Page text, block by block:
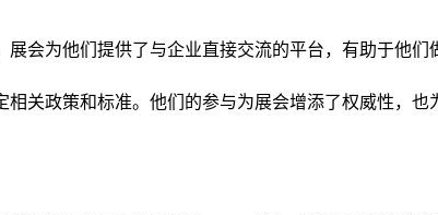
会为他们提供了与企业直接交流的平台，有助于他们
关政策和标准。他们的参与为展会增添了权威性，也